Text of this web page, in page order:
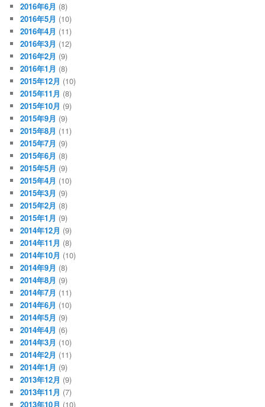
2016年6月 (8)
2016年5月 (10)
2016年4月 (11)
2016年3月 (12)
2016年2月 (9)
2016年1月 (8)
2015年12月 (10)
2015年11月 (8)
2015年10月 (9)
2015年9月 (9)
2015年8月 (11)
2015年7月 (9)
2015年6月 (8)
2015年5月 (9)
2015年4月 (10)
2015年3月 (9)
2015年2月 (8)
2015年1月 (9)
2014年12月 (9)
2014年11月 (8)
2014年10月 (10)
2014年9月 (8)
2014年8月 (9)
2014年7月 (11)
2014年6月 (10)
2014年5月 (9)
2014年4月 (6)
2014年3月 (10)
2014年2月 (11)
2014年1月 (9)
2013年12月 (9)
2013年11月 (7)
2013年10月 (10)